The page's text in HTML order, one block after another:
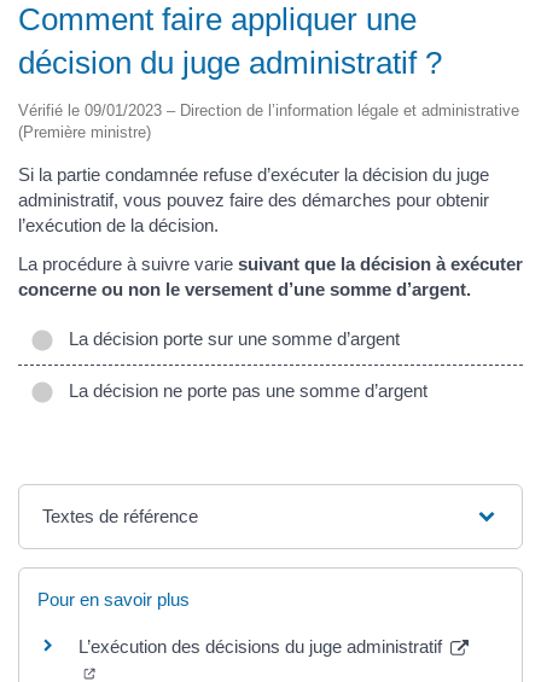
Comment faire appliquer une
décision du juge administratif ?
Vérifié le 09/01/2023 – Direction de l’information légale et administrative
(Première ministre)
Si la partie condamnée refuse d’exécuter la décision du juge
administratif, vous pouvez faire des démarches pour obtenir
l’exécution de la décision.
La procédure à suivre varie suivant que la décision à exécuter
concerne ou non le versement d’une somme d’argent.
La décision porte sur une somme d’argent
La décision ne porte pas une somme d’argent
Textes de référence
Pour en savoir plus
L’exécution des décisions du juge administratif